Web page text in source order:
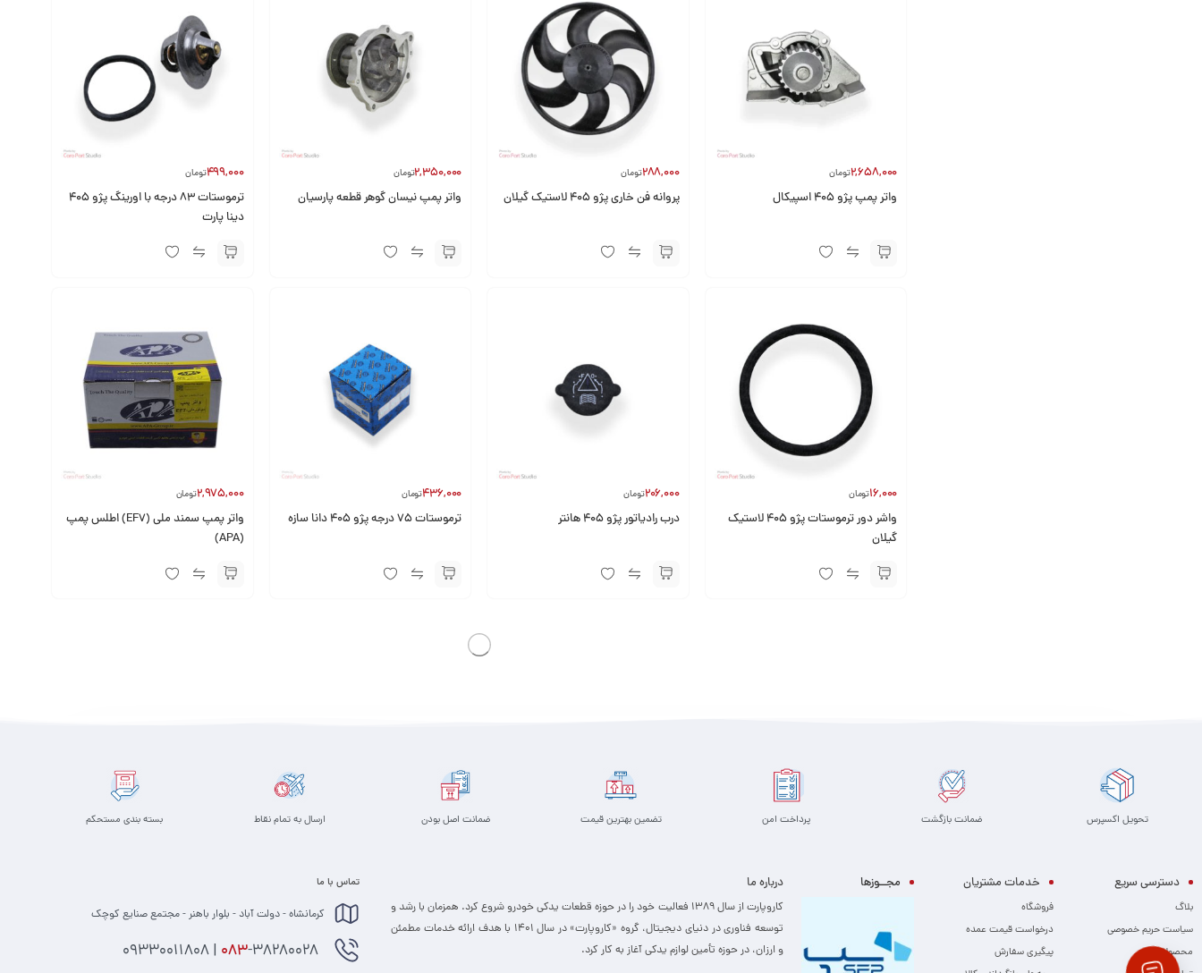
2,658,000تومان
واتر پمپ پژو 405 اسپیکال
288,000تومان
پروانه فن خاری پژو 405 لاستیک گیلان
2,350,000تومان
واتر پمپ نیسان گوهر قطعه پارسیان
499,000تومان
ترموستات 83 درجه با اورينگ پژو 405
دینا پارت
16,000تومان
واشر دور ترموستات پژو 405 لاستیک
گیلان
206,000تومان
درب رادیاتور پژو 405 هانتر
436,000تومان
ترموستات 75 درجه پژو 405 دانا سازه
2,975,000تومان
واتر پمپ سمند ملی (EF7) اطلس پمپ
(APA)
تحویل اکسپرس ضمانت بازگشت پرداخت امن تضمین بهترین قیمت ضمانت اصل بودن ارسال به تمام نقاط بسته بندی مستحکم
دسترسی سریع
بلاگ
سیاست حریم خصوصی
محصولات
خدمات مشتریان
فروشگاه
درخواست قیمت عمده
پیگیری سفارش
مجــوزها درباره ما
کاروپارت از سال ۱۳۸۹ فعالیت خود را در حوزه قطعات یدکی خودرو شروع کرد. همزمان با رشد و
توسعه فناوری در دنیای دیجیتال، گروه «کاروپارت» در سال ۱۴۰۱ با هدف ارائه خدمات مطمئن
و ارزان، ­در حوزه تأمین لوازم یدکی آغاز به کار کرد.
تماس با ما
کرمانشاه - دولت آباد - بلوار باهنر - مجتمع صنایع کوچک
-38280028 | 09330011808